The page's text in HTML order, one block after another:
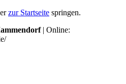
zur Startseite springen.
| Online: